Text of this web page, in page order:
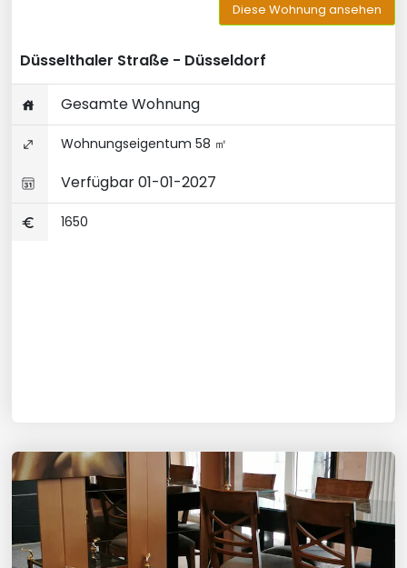
Diese Wohnung ansehen
Düsselthaler Straße - Düsseldorf
Gesamte Wohnung
Wohnungseigentum 58 ㎡
Verfügbar 01-01-2027
1650